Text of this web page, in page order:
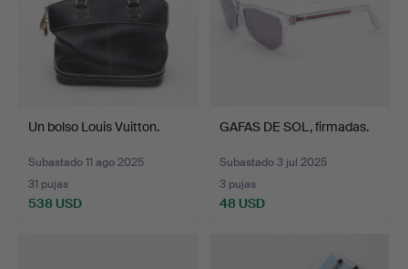
Un bolso Louis Vuitton.
Subastado 11 ago 2025
31 pujas
538 USD
GAFAS DE SOL, firmadas.
Subastado 3 jul 2025
3 pujas
48 USD